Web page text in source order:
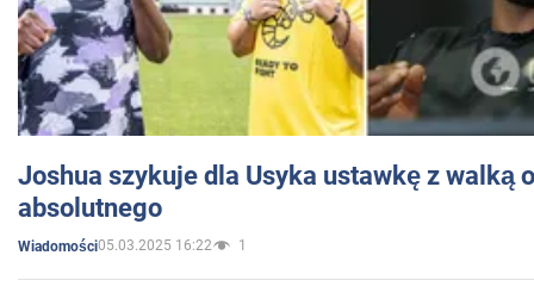
Joshua szykuje dla Usyka ustawkę z walką
absolutnego
Wiadomości05.03.2025 16:22 1